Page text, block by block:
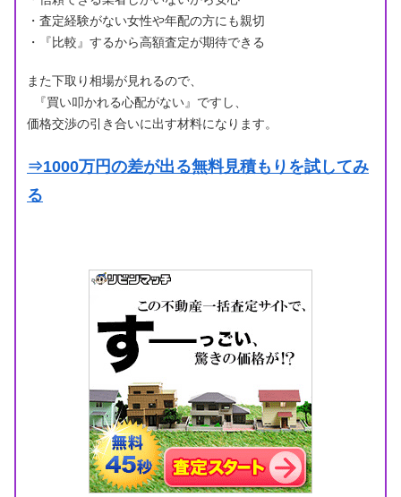
・査定経験がない女性や年配の方にも親切
・『比較』するから高額査定が期待できる
また下取り相場が見れるので、
『買い叩かれる心配がない』ですし、
価格交渉の引き合いに出す材料になります。
⇒1000万円の差が出る無料見積もりを試してみ
る